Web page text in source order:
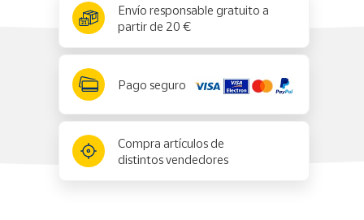
Envío responsable gratuito a
partir de 20 €
Pago seguro
Compra artículos de
distintos vendedores